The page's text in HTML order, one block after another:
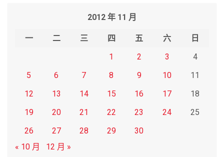
2012 年 11 月
一 二 三 四 五 六
日
1
2 3
4
5
6 7 8 9 10
11
12
13 14 15 16 17
18
19
20 21 22 23 24
25
26
27 28 29
30
« 10 月
12 月 »